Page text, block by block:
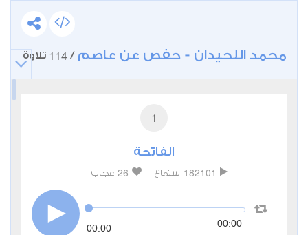
محمد اللحيدان - حفص عن عاصم /
114 تلاوة
1
الفاتحة
182101 استماع 26 اعجاب
00:00 00:00